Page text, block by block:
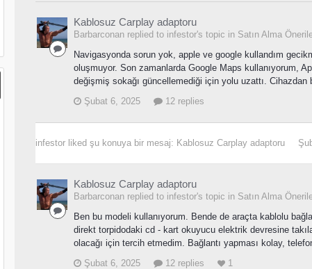
Kablosuz Carplay adaptoru
Barbarconan replied to infestor's topic in Satın Alma
Navigasyonda sorun yok, apple ve google kullandım
oluşmuyor. Son zamanlarda Google Maps kullanıyorum,
değişmiş sokağı güncellemediği için yolu uzattı. Cihazdan
Şubat 6, 2025
12 replies
infestorliked şu konuya bir mesaj: Kablosuz Carplay adaptoru
Kablosuz Carplay adaptoru
Barbarconan replied to infestor's topic in Satın Alma
Ben bu modeli kullanıyorum. Bende de araçta kablolu
direkt torpidodaki cd - kart okuyucu elektrik devresine
olacağı için tercih etmedim. Bağlantı yapması kolay,
Şubat 6, 2025
12 replies 1